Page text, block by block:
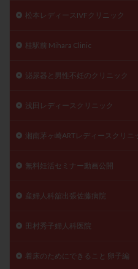
松本レディースIVFクリニック
桂駅前 Mihara Clinic
泌尿器と男性不妊のクリニック
浅田レディースクリニック
湘南茅ヶ崎ARTレディースクリニ
無料妊活セミナー動画公開
産婦人科舘出張佐藤病院
田村秀子婦人科医院
着床のためにできること 卵子編